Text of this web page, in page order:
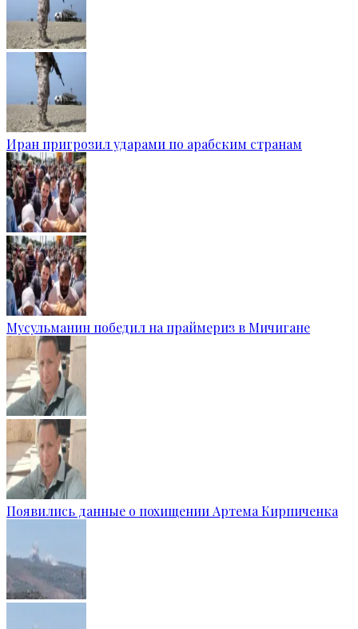
Иран пригрозил ударами по арабским странам
Мусульманин победил на праймериз в Мичигане
Появились данные о похищении Артема Кирпиченка